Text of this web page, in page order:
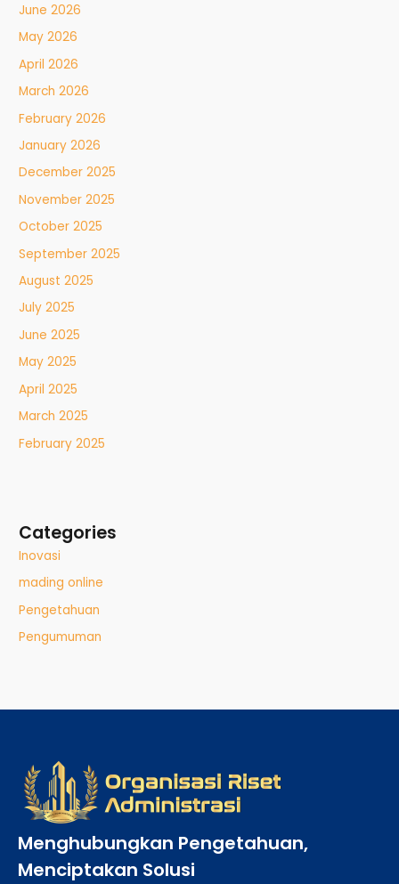
June 2026
May 2026
April 2026
March 2026
February 2026
January 2026
December 2025
November 2025
October 2025
September 2025
August 2025
July 2025
June 2025
May 2025
April 2025
March 2025
February 2025
Categories
Inovasi
mading online
Pengetahuan
Pengumuman
Menghubungkan Pengetahuan,
Menciptakan Solusi